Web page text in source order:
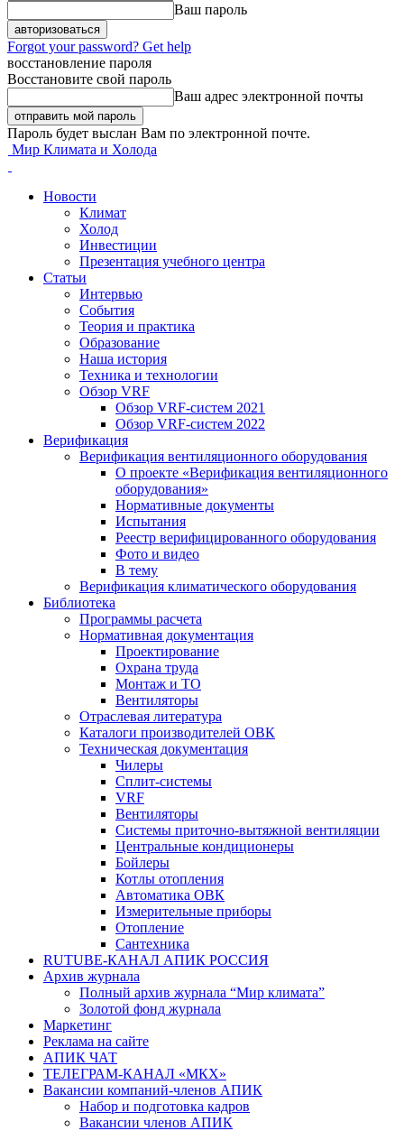
Ваш пароль
Forgot your password? Get help
восстановление пароля
Восстановите свой пароль
Ваш адрес электронной почты
Пароль будет выслан Вам по электронной почте.
Мир Климата и Холода
Новости
Климат
Холод
Инвестиции
Презентация учебного центра
Статьи
Интервью
События
Теория и практика
Образование
Наша история
Техника и технологии
Обзор VRF
Обзор VRF-систем 2021
Обзор VRF-систем 2022
Верификация
Верификация вентиляционного оборудования
О проекте «Верификация вентиляционного
оборудования»
Нормативные документы
Испытания
Реестр верифицированного оборудования
Фото и видео
В тему
Верификация климатического оборудования
Библиотека
Программы расчета
Нормативная документация
Проектирование
Охрана труда
Монтаж и ТО
Вентиляторы
Отраслевая литература
Каталоги производителей ОВК
Техническая документация
Чилеры
Сплит-системы
VRF
Вентиляторы
Системы приточно-вытяжной вентиляции
Центральные кондиционеры
Бойлеры
Котлы отопления
Автоматика ОВК
Измерительные приборы
Отопление
Сантехника
RUTUBE-КАНАЛ АПИК РОССИЯ
Архив журнала
Полный архив журнала “Мир климата”
Золотой фонд журнала
Маркетинг
Реклама на сайте
АПИК ЧАТ
ТЕЛЕГРАМ-КАНАЛ «МКХ»
Вакансии компаний-членов АПИК
Набор и подготовка кадров
Вакансии членов АПИК